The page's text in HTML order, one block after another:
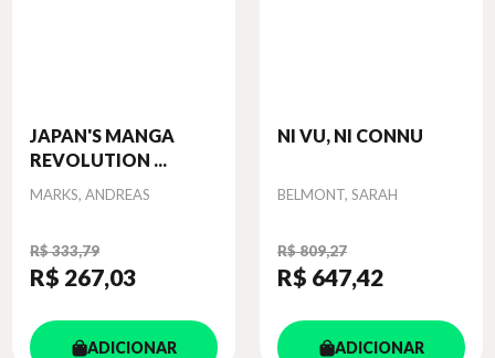
JAPAN'S MANGA
REVOLUTION ...
Autor
MARKS, ANDREAS
R$ 333,79
R$ 267,03
ADICIONAR
NI VU, NI CONNU
Autor
BELMONT, SARAH
R$ 809,27
R$ 647,42
ADICIONAR